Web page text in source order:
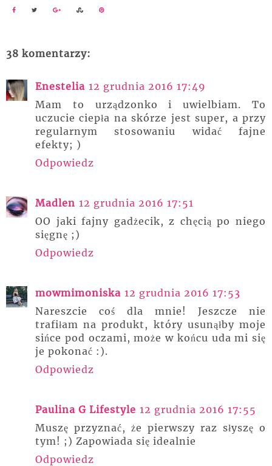
38 komentarzy:
Enestelia 12 grudnia 2016 17:49
Mam to urządzonko i uwielbiam. To
uczucie ciepła na skórze jest super, a przy
regularnym stosowaniu widać fajne
efekty; )
Odpowiedz
Madlen 12 grudnia 2016 17:51
OO jaki fajny gadżecik, z chęcią po niego
sięgnę ;)
Odpowiedz
mowmimoniska 12 grudnia 2016 17:53
Nareszcie coś dla mnie! Jeszcze nie
trafiłam na produkt, który usunąłby moje
sińce pod oczami, może w końcu uda mi się
je pokonać :).
Odpowiedz
Paulina G Lifestyle 12 grudnia 2016 17:55
Muszę przyznać, że pierwszy raz słyszę o
tym! ;) Zapowiada się idealnie
Odpowiedz